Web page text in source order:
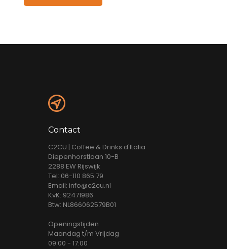
Contact
C2CU | Coffee & Drinks d'Italia
Diepenhorstlaan 10-B
2288 EW Rijswijk
Tel: 06-110 865 79
Email: info@c2cu.nl
KvK: 92471986
Btw: NL866062579B01
Openingstijden
Maandag t/m Vrijdag
09:00 - 17:00